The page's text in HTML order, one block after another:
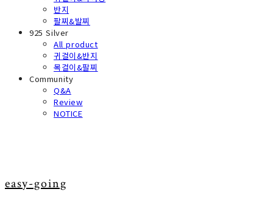
반지
팔찌&발찌
925 Silver
All product
귀걸이&반지
목걸이&팔찌
Community
Q&A
Review
NOTICE
easy-going